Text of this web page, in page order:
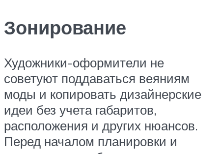
Зонирование
Художники-оформители не
советуют поддаваться веяниям
моды и копировать дизайнерские
идеи без учета габаритов,
расположения и других нюансов.
Перед началом планировки и